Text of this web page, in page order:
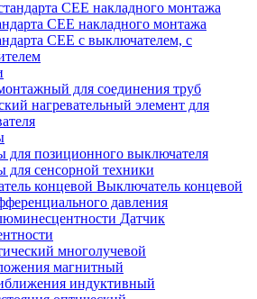
СЕЕ накладного монтажа
СЕЕ с выключателем, с
для соединения труб
нагревательный элемент для
для позиционного выключателя
для сенсорной техники
Выключатель концевой
давления
Датчик
многолучевой
магнитный
индуктивный